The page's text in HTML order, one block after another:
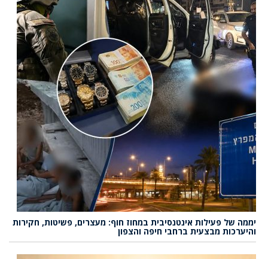
יממה של פעילות אינטנסיבית במחוז חוף: מעצרים, פשיטות, חקירות
והיערכות מבצעית ברחבי חיפה והצפון